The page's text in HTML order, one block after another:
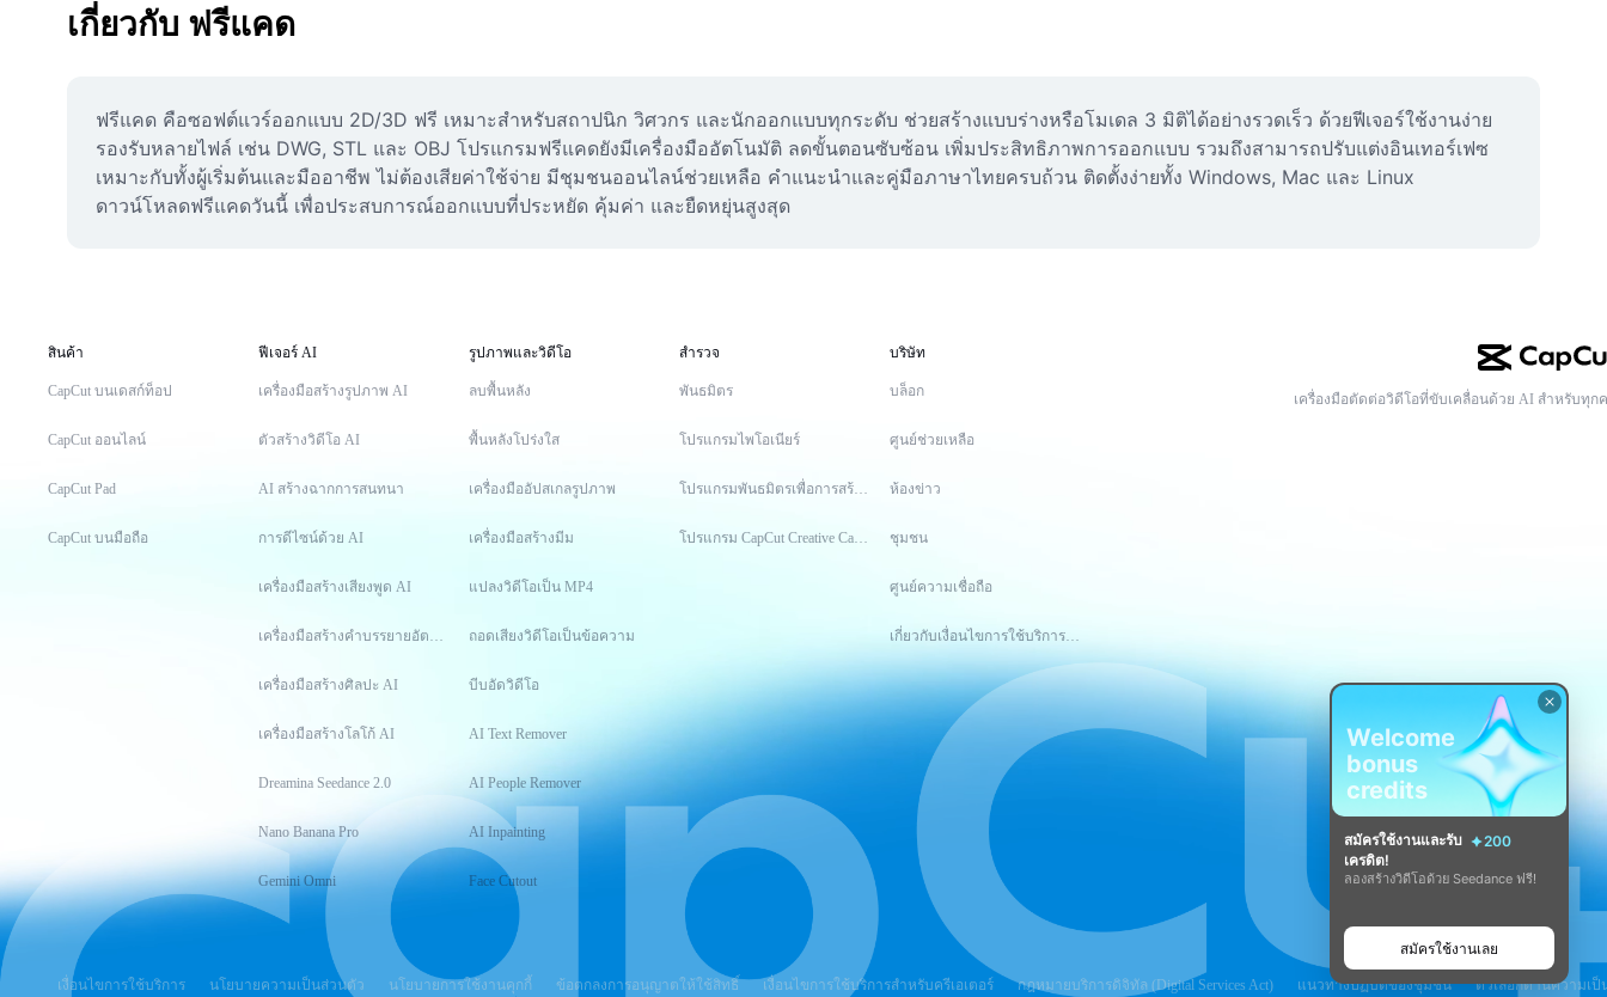
เกี่ยวกับ ฟรีแคด
ฟรีแคด คือซอฟต์แวร์ออกแบบ 2D/3D ฟรี เหมาะสำหรับสถาปนิก วิศวกร และนักออกแบบทุกระดับ ช่วยสร้างแบบร่างหรือโมเดล 3 มิติได้อย่างรวดเร็ว ด้วยฟีเจอร์ใช้งานง่าย
รองรับหลายไฟล์ เช่น DWG, STL และ OBJ โปรแกรมฟรีแคดยังมีเครื่องมืออัตโนมัติ ลดขั้นตอนซับซ้อน เพิ่มประสิทธิภาพการออกแบบ รวมถึงสามารถปรับแต่งอินเทอร์เฟซ
เหมาะกับทั้งผู้เริ่มต้นและมืออาชีพ ไม่ต้องเสียค่าใช้จ่าย มีชุมชนออนไลน์ช่วยเหลือ คำแนะนำและคู่มือภาษาไทยครบถ้วน ติดตั้งง่ายทั้ง Windows, Mac และ Linux
ดาวน์โหลดฟรีแคดวันนี้ เพื่อประสบการณ์ออกแบบที่ประหยัด คุ้มค่า และยืดหยุ่นสูงสุด
สินค้า
CapCut บนเดสก์ท็อป
CapCut ออนไลน์
CapCut Pad
CapCut บนมือถือ
ฟีเจอร์ AI
เครื่องมือสร้างรูปภาพ AI
ตัวสร้างวิดีโอ AI
AI สร้างฉากการสนทนา
การดีไซน์ด้วย AI
เครื่องมือสร้างเสียงพูด AI
เครื่องมือสร้างคำบรรยายอัตโนมัติ
เครื่องมือสร้างศิลปะ AI
เครื่องมือสร้างโลโก้ AI
Dreamina Seedance 2.0
Nano Banana Pro
Gemini Omni
รูปภาพและวิดีโอ
ลบพื้นหลัง
พื้นหลังโปร่งใส
เครื่องมืออัปสเกลรูปภาพ
เครื่องมือสร้างมีม
แปลงวิดีโอเป็น MP4
ถอดเสียงวิดีโอเป็นข้อความ
บีบอัดวิดีโอ
AI Text Remover
AI People Remover
AI Inpainting
Face Cutout
สำรวจ
พันธมิตร
โปรแกรมไพโอเนียร์
โปรแกรมพันธมิตรเพื่อการสร้างสรรค์
โปรแกรม CapCut Creative Campus
บริษัท
บล็อก
ศูนย์ช่วยเหลือ
ห้องข่าว
ชุมชน
ศูนย์ความเชื่อถือ
เกี่ยวกับเงื่อนไขการใช้บริการของ CapCut
เครื่องมือตัดต่อวิดีโอที่ขับเคลื่อนด้วย AI สำหรับทุก
เงื่อนไขการใช้บริการ นโยบายความเป็นส่วนตัว นโยบายการใช้งานคุกกี้ ข้อตกลงการอนุญาตให้ใช้สิทธิ์ เงื่อนไขการใช้บริการสำหรับครีเอเตอร์ กฎหมายบริการดิจิทัล (Digital Services Act) แนวทางปฏิบัติของชุมชน ตัวเลือกด้านความเ
Welcome
bonus
credits
สมัครใช้งานและรับ
200
เครดิต!
ลองสร้างวิดีโอด้วย Seedance ฟรี!
สมัครใช้งานเลย